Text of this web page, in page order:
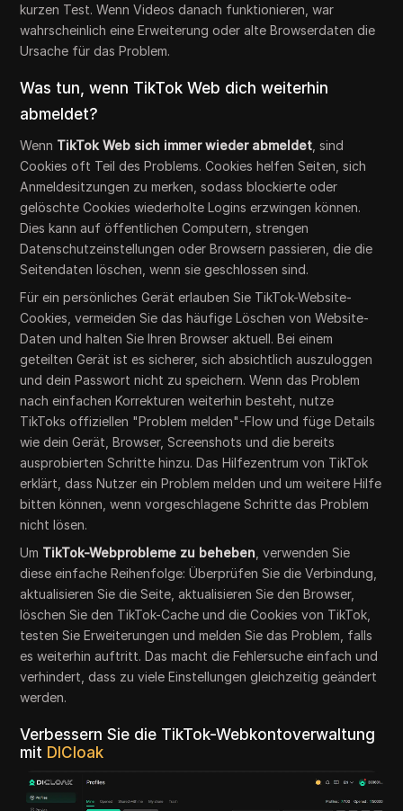
kurzen Test. Wenn Videos danach funktionieren, war
wahrscheinlich eine Erweiterung oder alte Browserdaten die
Ursache für das Problem.
Was tun, wenn TikTok Web dich weiterhin
abmeldet?
Wenn TikTok Web sich immer wieder abmeldet , sind
Cookies oft Teil des Problems. Cookies helfen Seiten, sich
Anmeldesitzungen zu merken, sodass blockierte oder
gelöschte Cookies wiederholte Logins erzwingen können.
Dies kann auf öffentlichen Computern, strengen
Datenschutzeinstellungen oder Browsern passieren, die die
Seitendaten löschen, wenn sie geschlossen sind.
Für ein persönliches Gerät erlauben Sie TikTok-Website-
Cookies, vermeiden Sie das häufige Löschen von Website-
Daten und halten Sie Ihren Browser aktuell. Bei einem
geteilten Gerät ist es sicherer, sich absichtlich auszuloggen
und dein Passwort nicht zu speichern. Wenn das Problem
nach einfachen Korrekturen weiterhin besteht, nutze
TikToks offiziellen "Problem melden"-Flow und füge Details
wie dein Gerät, Browser, Screenshots und die bereits
ausprobierten Schritte hinzu. Das Hilfezentrum von TikTok
erklärt, dass Nutzer ein Problem melden und um weitere Hilfe
bitten können, wenn vorgeschlagene Schritte das Problem
nicht lösen.
Um TikTok-Webprobleme zu beheben , verwenden Sie
diese einfache Reihenfolge: Überprüfen Sie die Verbindung,
aktualisieren Sie die Seite, aktualisieren Sie den Browser,
löschen Sie den TikTok-Cache und die Cookies von TikTok,
testen Sie Erweiterungen und melden Sie das Problem, falls
es weiterhin auftritt. Das macht die Fehlersuche einfach und
verhindert, dass zu viele Einstellungen gleichzeitig geändert
werden.
Verbessern Sie die TikTok-Webkontoverwaltung
mit DICloak